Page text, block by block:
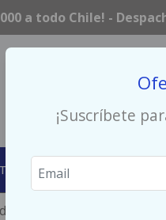
¡Suscríbete
a todo Chile! -